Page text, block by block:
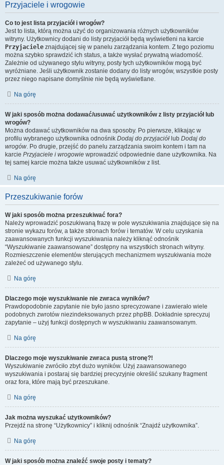
Przyjaciele i wrogowie
Co to jest lista przyjaciół i wrogów?
Jest to lista, którą można użyć do organizowania różnych użytkowników
witryny. Użytkownicy dodani do listy przyjaciół będą wyświetleni na karcie
Przyjaciele znajdującej się w panelu zarządzania kontem. Z tego poziomu
można szybko sprawdzić ich status, a także wysłać prywatną wiadomość.
Zależnie od używanego stylu witryny, posty tych użytkowników mogą być
wyróżniane. Jeśli użytkownik zostanie dodany do listy wrogów, wszystkie posty
przez niego napisane domyślnie nie będą wyświetlane.
Na górę
W jaki sposób można dodawać/usuwać użytkowników z listy przyjaciół lub
wrogów?
Można dodawać użytkowników na dwa sposoby. Po pierwsze, klikając w
profilu wybranego użytkownika odnośnik Dodaj do przyjaciół lub Dodaj do
wrogów. Po drugie, przejść do panelu zarządzania swoim kontem i tam na
karcie Przyjaciele i wrogowie wprowadzić odpowiednie dane użytkownika. Na
tej samej karcie można także usuwać użytkowników z list.
Na górę
Przeszukiwanie forów
W jaki sposób można przeszukiwać fora?
Należy wprowadzić poszukiwaną frazę w pole wyszukiwania znajdujące się na
stronie wykazu forów, a także stronach forów i tematów. W celu uzyskania
zaawansowanych funkcji wyszukiwania należy kliknąć odnośnik
“Wyszukiwanie zaawansowane” dostępny na wszystkich stronach witryny.
Rozmieszczenie elementów sterujących mechanizmem wyszukiwania może
zależeć od używanego stylu.
Na górę
Dlaczego moje wyszukiwanie nie zwraca wyników?
Prawdopodobnie zapytanie nie było jasno sprecyzowane i zawierało wiele
podobnych zwrotów niezindeksowanych przez phpBB. Dokładnie sprecyzuj
zapytanie – użyj funkcji dostępnych w wyszukiwaniu zaawansowanym.
Na górę
Dlaczego moje wyszukiwanie zwraca pustą stronę?!
Wyszukiwanie zwróciło zbyt dużo wyników. Użyj zaawansowanego
wyszukiwania i postaraj się bardziej precyzyjnie określić szukany fragment
oraz fora, które mają być przeszukane.
Na górę
Jak można wyszukać użytkowników?
Przejdź na stronę “Użytkownicy” i kliknij odnośnik “Znajdź użytkownika”.
Na górę
W jaki sposób można znaleźć swoje posty i tematy?